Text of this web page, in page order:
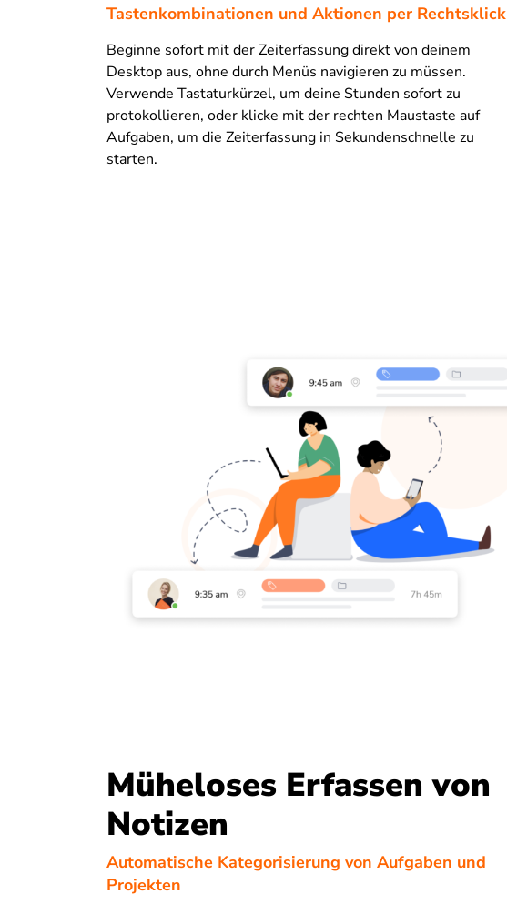
Tastenkombinationen und Aktionen per Rechtsklick
Beginne sofort mit der Zeiterfassung direkt von deinem
Desktop aus, ohne durch Menüs navigieren zu müssen.
Verwende Tastaturkürzel, um deine Stunden sofort zu
protokollieren, oder klicke mit der rechten Maustaste auf
Aufgaben, um die Zeiterfassung in Sekundenschnelle zu
starten.
Müheloses Erfassen von
Notizen
Automatische Kategorisierung von Aufgaben und
Projekten